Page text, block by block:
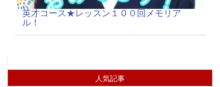
英才コース★レッスン１００回メモリア
ル！
人気記事